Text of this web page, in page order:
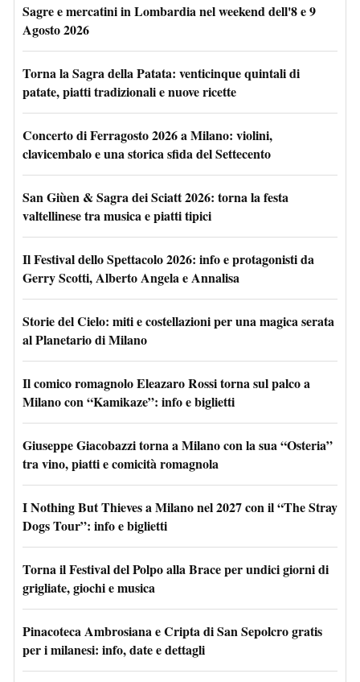
Sagre e mercatini in Lombardia nel weekend dell'8 e 9
Agosto 2026
Torna la Sagra della Patata: venticinque quintali di
patate, piatti tradizionali e nuove ricette
Concerto di Ferragosto 2026 a Milano: violini,
clavicembalo e una storica sfida del Settecento
San Giùen & Sagra dei Sciatt 2026: torna la festa
valtellinese tra musica e piatti tipici
Il Festival dello Spettacolo 2026: info e protagonisti da
Gerry Scotti, Alberto Angela e Annalisa
Storie del Cielo: miti e costellazioni per una magica serata
al Planetario di Milano
Il comico romagnolo Eleazaro Rossi torna sul palco a
Milano con “Kamikaze”: info e biglietti
Giuseppe Giacobazzi torna a Milano con la sua “Osteria”
tra vino, piatti e comicità romagnola
I Nothing But Thieves a Milano nel 2027 con il “The Stray
Dogs Tour”: info e biglietti
Torna il Festival del Polpo alla Brace per undici giorni di
grigliate, giochi e musica
Pinacoteca Ambrosiana e Cripta di San Sepolcro gratis
per i milanesi: info, date e dettagli